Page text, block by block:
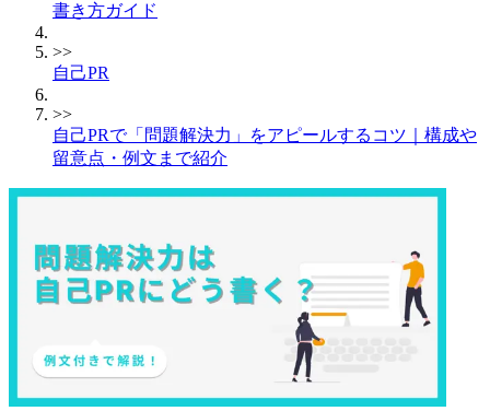
書き方ガイド
>>
自己PR
>>
自己PRで「問題解決力」をアピールするコツ｜構成や
留意点・例文まで紹介